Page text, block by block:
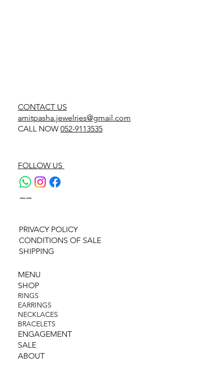
LEGAL AREA
PRIVACY POLICY
CONDITIONS OF SALE
SHIPPING
CONTACT US
amitpasha.jewelries@gmail.com
CALL NOW 052-9113535
FOLLOW US
MENU
SHOP
RINGS
EARRINGS
NECKLACES
BRACELETS
ENGAGEMENT
SALE
ABOUT